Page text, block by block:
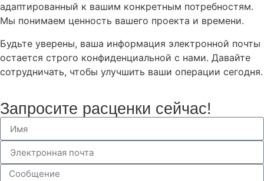
адаптированный к вашим конкретным потребностям.
Мы понимаем ценность вашего проекта и времени.
Будьте уверены, ваша информация электронной почты
остается строго конфиденциальной с нами. Давайте
сотрудничать, чтобы улучшить ваши операции сегодня.
Запросите расценки сейчас!